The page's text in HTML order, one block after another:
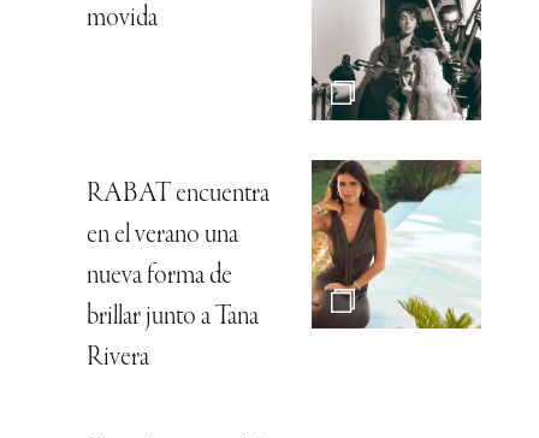
movida
RABAT encuentra
en el verano una
nueva forma de
brillar junto a Tana
Rivera